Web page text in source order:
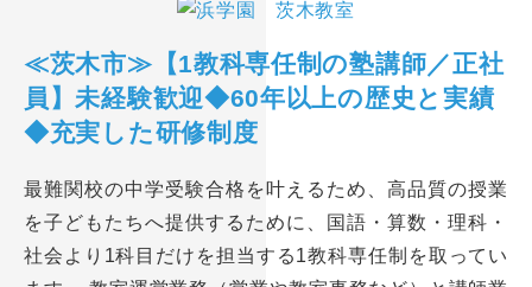
≪茨木市≫【1教科専任制の塾講師／正社
員】未経験歓迎◆60年以上の歴史と実績
◆充実した研修制度
最難関校の中学受験合格を叶えるため、高品質の授業
を子どもたちへ提供するために、国語・算数・理科・
社会より1科目だけを担当する1教科専任制を取ってい